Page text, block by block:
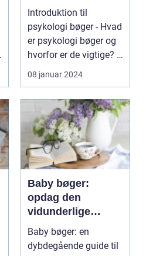
En omfattende
guide til at forstå
det menneskelige
sind
Introduktion til
psykologi bøger - Hvad
er psykologi bøger og
hvorfor er de vigtige? -
Hvilke emner ...
08 januar 2024
Baby bøger:
opdag den
vidunderlige
verden af læring
og underholdning
for dit barn
Baby bøger: en
dybdegående guide til